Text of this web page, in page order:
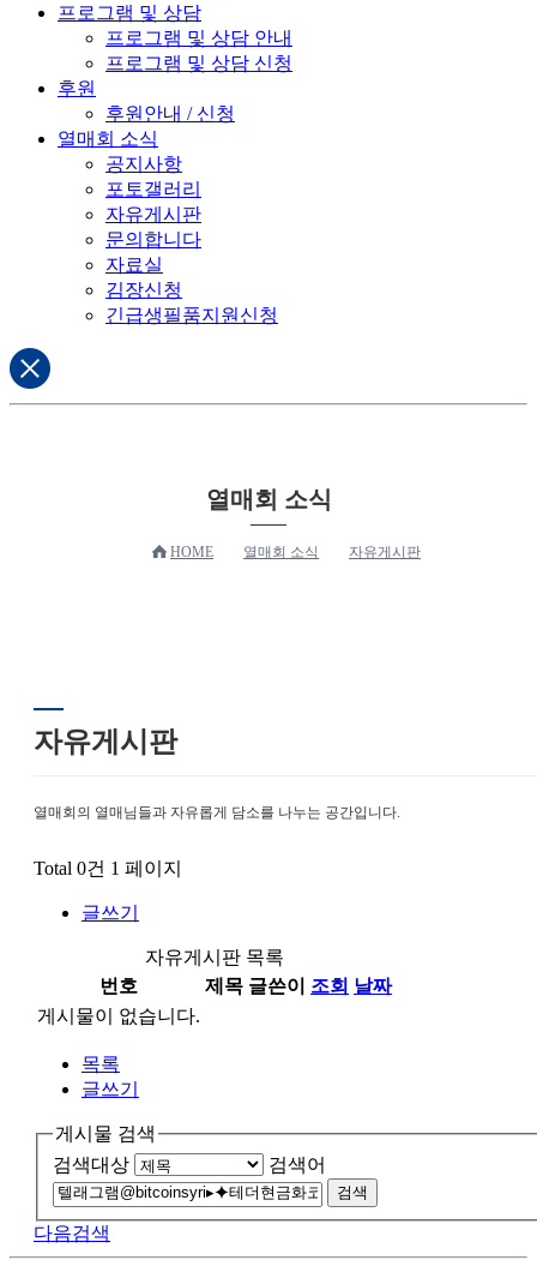
프로그램 및 상담
프로그램 및 상담 안내
프로그램 및 상담 신청
후원
후원안내 / 신청
열매회 소식
공지사항
포토갤러리
자유게시판
문의합니다
자료실
김장신청
긴급생필품지원신청
열매회 소식
HOME 열매회 소식 자유게시판
자유게시판
열매회의 열매님들과 자유롭게 담소를 나누는 공간입니다.
Total 0건 1 페이지
글쓰기
자유게시판 목록
번호
제목 글쓴이 조회 날짜
게시물이 없습니다.
목록
글쓰기
게시물 검색
검색대상
검색어
검색
다음검색